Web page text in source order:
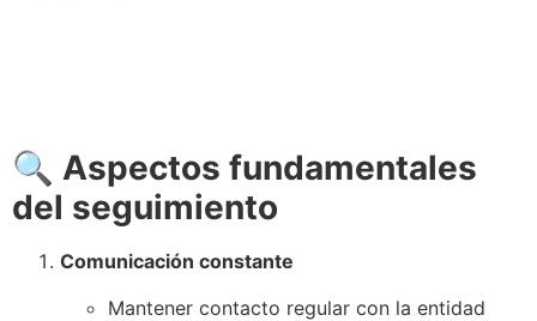
🔍 Aspectos fundamentales
del seguimiento
Comunicación constante
Mantener contacto regular con la entidad